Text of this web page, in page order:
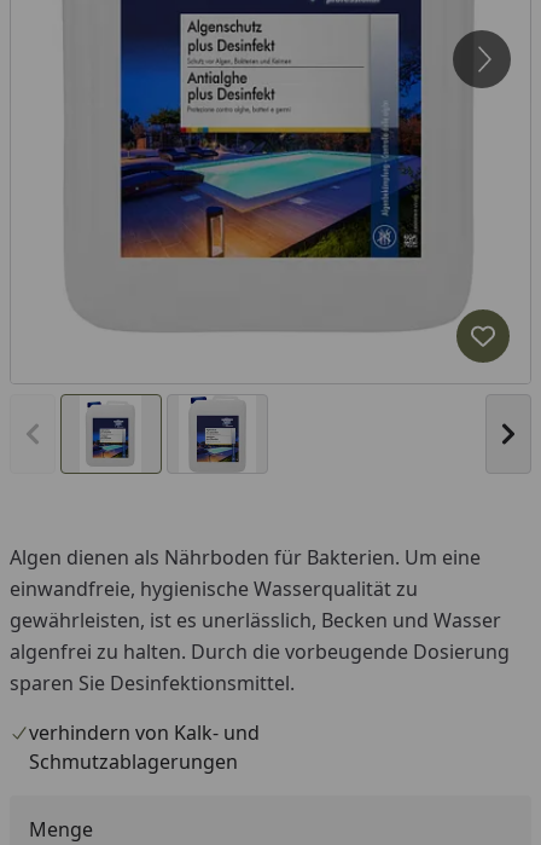
Vorheriges Bild anzeigen
Algen dienen als Nährboden für Bakterien. Um eine
einwandfreie, hygienische Wasserqualität zu
gewährleisten, ist es unerlässlich, Becken und Wasser
algenfrei zu halten. Durch die vorbeugende Dosierung
sparen Sie Desinfektionsmittel.
verhindern von Kalk- und
Schmutzablagerungen
Menge